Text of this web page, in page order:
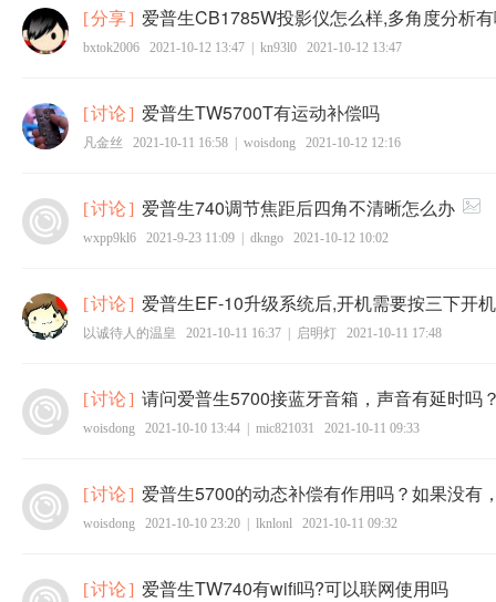
[分享] 爱普生CB1785W投影仪怎么样,多角度分析
bxtok2006 2021-10-12 13:47 kn93l0 2021-10-12 13:47
[讨论] 爱普生TW5700T有运动补偿吗
凡金丝 2021-10-11 16:58 woisdong 2021-10-12 12:16
[讨论] 爱普生740调节焦距后四角不清晰怎么办
wxpp9kl6 2021-9-23 11:09 dkngo 2021-10-12 10:02
[讨论] 爱普生EF-10升级系统后,开机需要按三下开
以诚待人的温皇 2021-10-11 16:37 启明灯 2021-10-11 17:48
[讨论] 请问爱普生5700接蓝牙音箱，声音有延时吗
woisdong 2021-10-10 13:44 mic821031 2021-10-11 09:33
[讨论] 爱普生5700的动态补偿有作用吗？如果没有
woisdong 2021-10-10 23:20 lknlonl 2021-10-11 09:32
[讨论] 爱普生TW740有wifi吗?可以联网使用吗